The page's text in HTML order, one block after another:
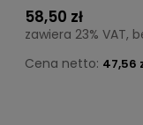
58,50 zł
zawiera 23% VAT,
Cena netto: 47,56